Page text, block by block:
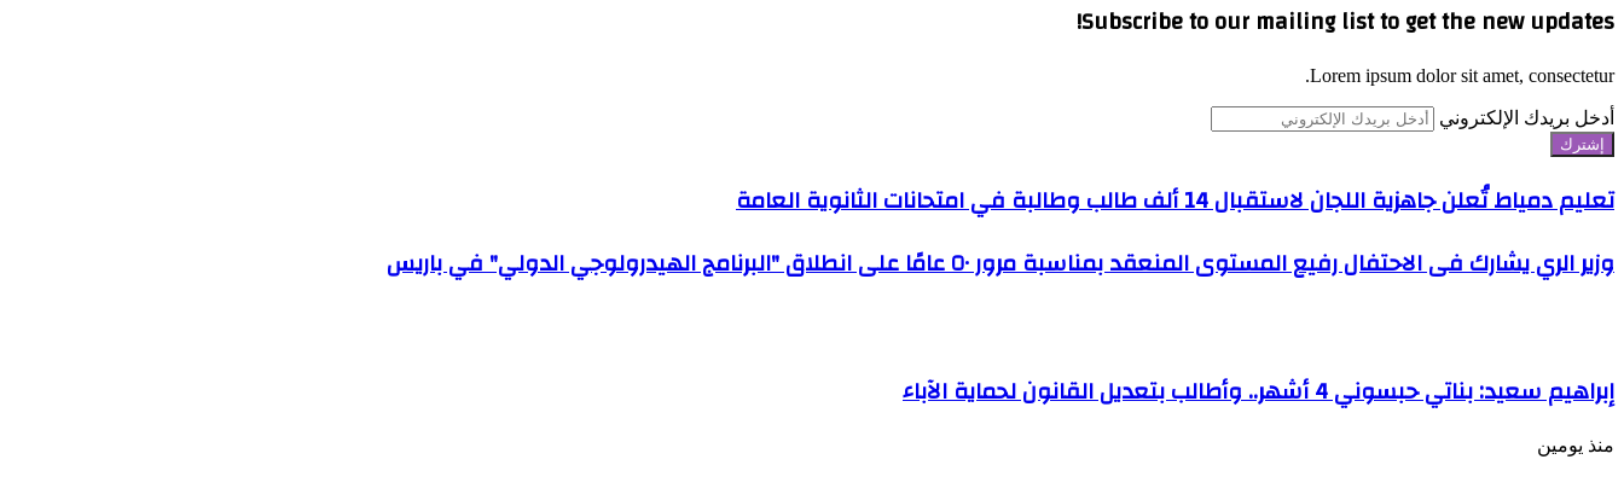
Subscribe to our mailing list to get the new updates!
Lorem ipsum dolor sit amet, consectetur.
أدخل بريدك الإلكتروني
تعليم دمياط تُعلن جاهزية اللجان لاستقبال 14 ألف طالب وطالبة في امتحانات الثانوية العامة
وزير الري يشارك فى الاحتفال رفيع المستوى المنعقد بمناسبة مرور ٥٠ عامًا على انطلاق "البرنامج الهيدرولوجي الدولي" في باريس
إبراهيم سعيد: بناتي حبسوني 4 أشهر.. وأطالب بتعديل القانون لحماية الآباء
منذ يومين